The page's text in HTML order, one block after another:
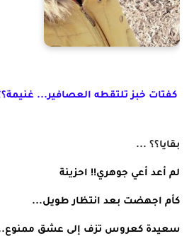
كفتات خبز تلتقطه العصافير...
بقايا؟؟ ...
لم أعد أعي جوهري!! احزينة
كأم اجهضت بعد انتظار طويل...
سعيدة كعروس تزف إلى عشق